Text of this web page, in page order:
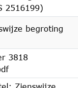
2516199)
begroting
3818